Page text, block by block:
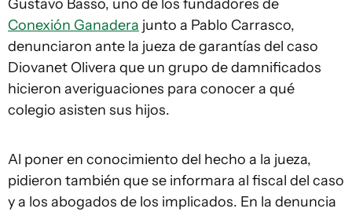
Gustavo Basso, uno de los fundadores de
Conexión Ganadera junto a Pablo Carrasco,
denunciaron ante la jueza de garantías del caso
Diovanet Olivera que un grupo de damnificados
hicieron averiguaciones para conocer a qué
colegio asisten sus hijos.
Al poner en conocimiento del hecho a la jueza,
pidieron también que se informara al fiscal del caso
y a los abogados de los implicados. En la denuncia